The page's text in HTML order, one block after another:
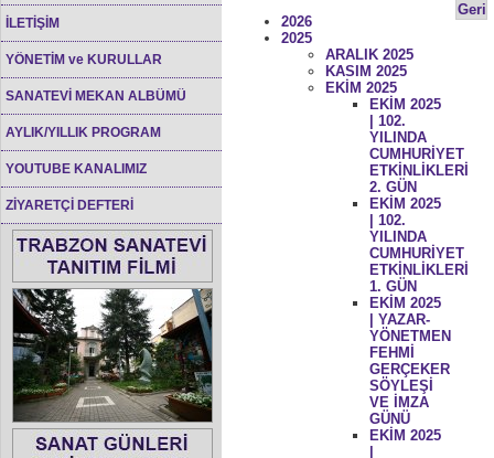
İLETİŞİM
YÖNETİM ve KURULLAR
SANATEVİ MEKAN ALBÜMÜ
AYLIK/YILLIK PROGRAM
YOUTUBE KANALIMIZ
ZİYARETÇİ DEFTERİ
Geri
2026
2025
ARALIK 2025
KASIM 2025
EKİM 2025
EKİM 2025
| 102.
YILINDA
CUMHURİYET
ETKİNLİKLERİ
2. GÜN
EKİM 2025
| 102.
YILINDA
CUMHURİYET
ETKİNLİKLERİ
1. GÜN
EKİM 2025
| YAZAR-
YÖNETMEN
FEHMİ
GERÇEKER
SÖYLEŞİ
VE İMZA
GÜNÜ
EKİM 2025